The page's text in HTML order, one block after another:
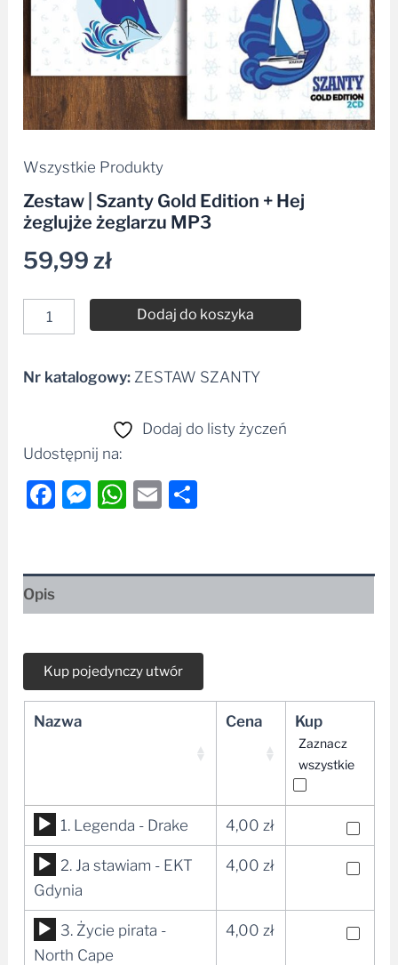
Wszystkie Produkty
Zestaw | Szanty Gold Edition + Hej
żeglujże żeglarzu MP3
59,99zł
Dodaj do koszyka
Alternative:
Nr katalogowy: ZESTAW SZANTY
Dodaj do listy życzeń
Udostępnij na:
Facebook
Messenger
WhatsApp
Email
Opis
Nazwa Cena Kup
Zaznacz
wszystkie
Odtwarzacz
plików
dźwiękowych
1. Legenda - Drake 4,00 zł
Odtwarzacz
plików
dźwiękowych
2. Ja stawiam - EKT
Gdynia
4,00 zł
Odtwarzacz
plików
3. Życie pirata -
North Cape
4,00 zł